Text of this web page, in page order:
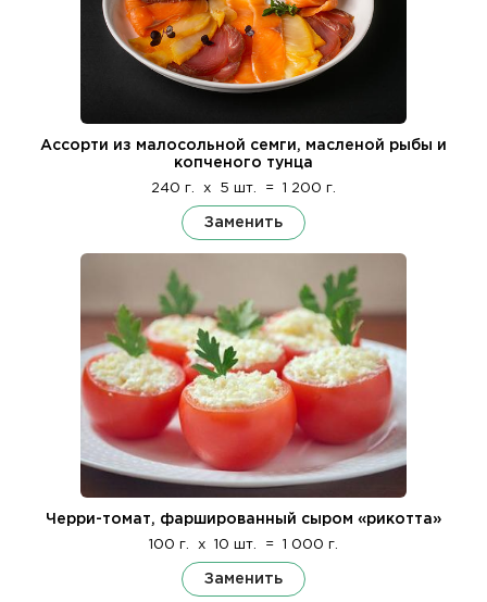
Ассорти из малосольной семги, масленой рыбы и
копченого тунца
240 г. x 5 шт. = 1 200 г.
Заменить
Черри-томат, фаршированный сыром «рикотта»
100 г. x 10 шт. = 1 000 г.
Заменить